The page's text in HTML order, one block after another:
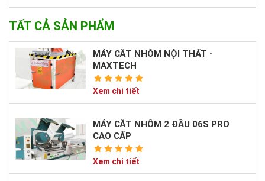
TẤT CẢ SẢN PHẨM
MÁY CẮT NHÔM NỘI THẤT -
MAXTECH
Xem chi tiết
MÁY CẮT NHÔM 2 ĐẦU 06S PRO
CAO CẤP
Xem chi tiết